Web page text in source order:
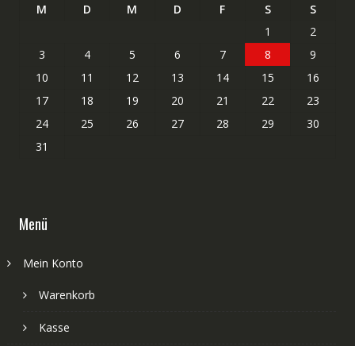
M D M D F S
S
1
2
3
4 5 6 7 8
9
10
11 12 13 14 15
16
17
18 19 20 21 22
23
24
25 26 27 28 29
30
31
Menü
Mein Konto
Warenkorb
Kasse